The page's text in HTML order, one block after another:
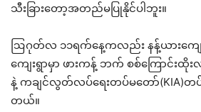
သီးခြားတော့အတည်မပြုနိုင်ပါဘူး။
ဩဂုတ်လ ၁၁ရက်နေ့ကလည်း နန့်ယားကျ
ကျေးရွာမှာ ဖားကန့် ဘက် စစ်ကြောင်း
နဲ့ ကချင်လွတ်လပ်ရေးတပ်မတော်(KIA)တပ်
တယ်။